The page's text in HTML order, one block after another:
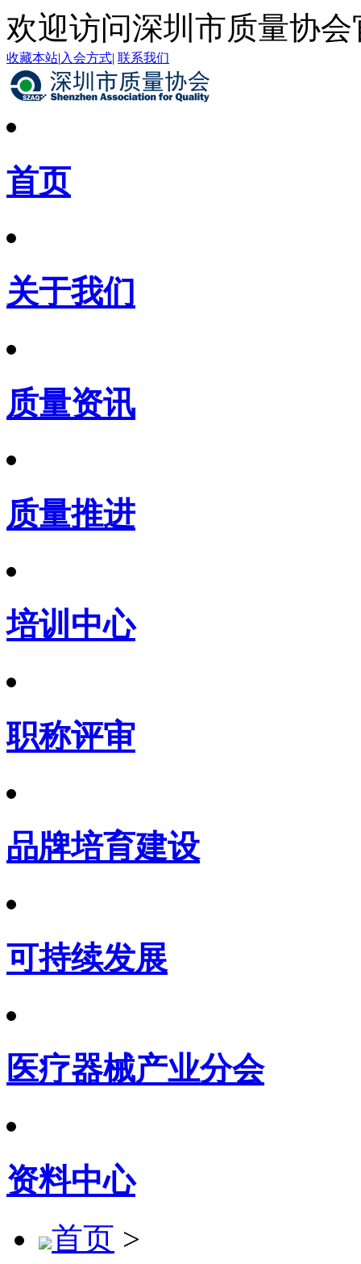
欢迎访问深圳市质量协会
收藏本站| 入会方式| 联系我们
首页
关于我们
质量资讯
质量推进
培训中心
职称评审
品牌培育建设
可持续发展
医疗器械产业分会
资料中心
首页 >